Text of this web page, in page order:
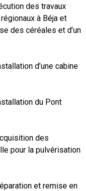
des travaux
à Béja et
des céréales et d’un
d’une cabine
du Pont
des
pour la pulvérisation
et remise en